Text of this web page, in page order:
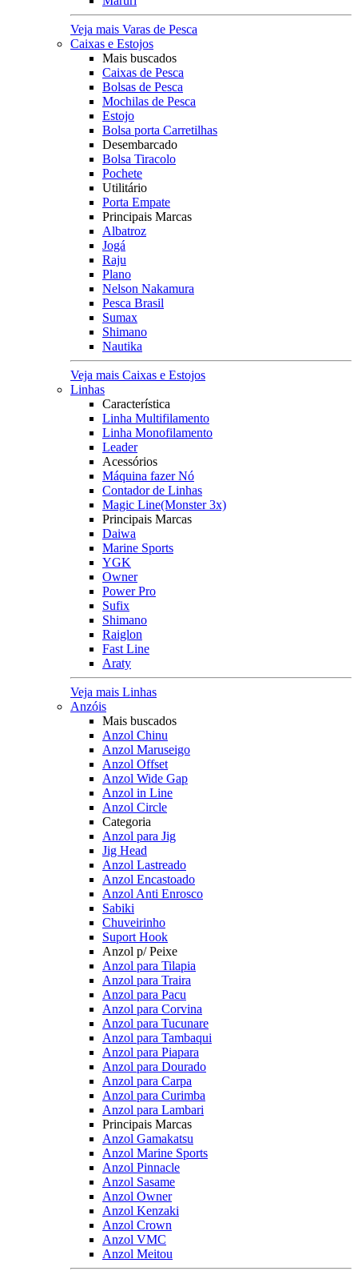
Veja mais Varas de Pesca
Caixas e Estojos
Mais buscados
Caixas de Pesca
Bolsas de Pesca
Mochilas de Pesca
Estojo
Bolsa porta Carretilhas
Desembarcado
Bolsa Tiracolo
Pochete
Utilitário
Porta Empate
Principais Marcas
Albatroz
Jogá
Raju
Plano
Nelson Nakamura
Pesca Brasil
Sumax
Shimano
Nautika
Veja mais Caixas e Estojos
Linhas
Característica
Linha Multifilamento
Linha Monofilamento
Leader
Acessórios
Máquina fazer Nó
Contador de Linhas
Magic Line(Monster 3x)
Principais Marcas
Daiwa
Marine Sports
YGK
Owner
Power Pro
Sufix
Shimano
Raiglon
Fast Line
Araty
Veja mais Linhas
Anzóis
Mais buscados
Anzol Chinu
Anzol Maruseigo
Anzol Offset
Anzol Wide Gap
Anzol in Line
Anzol Circle
Categoria
Anzol para Jig
Jig Head
Anzol Lastreado
Anzol Encastoado
Anzol Anti Enrosco
Sabiki
Chuveirinho
Suport Hook
Anzol p/ Peixe
Anzol para Tilapia
Anzol para Traira
Anzol para Pacu
Anzol para Corvina
Anzol para Tucunare
Anzol para Tambaqui
Anzol para Piapara
Anzol para Dourado
Anzol para Carpa
Anzol para Curimba
Anzol para Lambari
Principais Marcas
Anzol Gamakatsu
Anzol Marine Sports
Anzol Pinnacle
Anzol Sasame
Anzol Owner
Anzol Kenzaki
Anzol Crown
Anzol VMC
Anzol Meitou